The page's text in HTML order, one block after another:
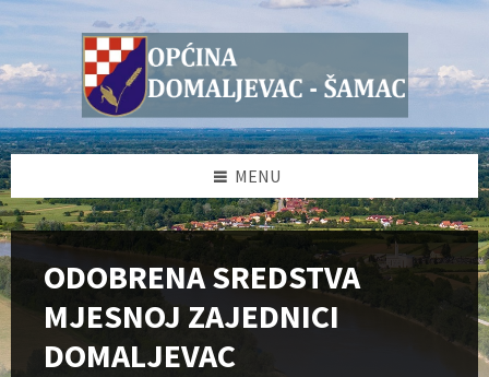
Skip
to
Skip
to
sidebar
Skip
to
sidebar
Skip
to
MENU
ODOBRENA SREDSTVA
MJESNOJ ZAJEDNICI
DOMALJEVAC